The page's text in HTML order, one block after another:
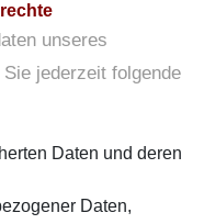
unseres
jederzeit folgende
Daten und deren
Daten,